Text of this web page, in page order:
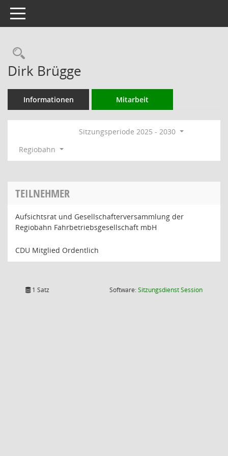
Toggle navigation
Rechercheauswahl
Dirk Brügge
Informationen Mitarbeit
Sitzungsperiode 2025 - 2030
Regiobahn
TEILNEHMER
Aufsichtsrat und Gesellschafterversammlung der
Regiobahn Fahrbetriebsgesellschaft mbH
CDU Mitglied Ordentlich
1 Satz Software:SitzungsdienstSession(Wird in